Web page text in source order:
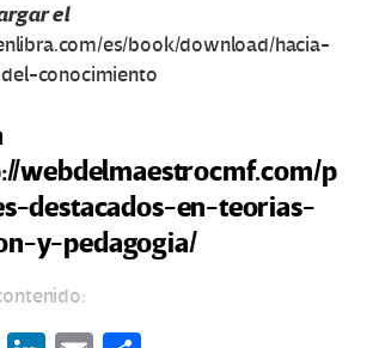
el
es/book/download/hacia-
conocimiento
webdelmaestrocmf.com/p
destacados-en-teorias-
y-pedagogia/